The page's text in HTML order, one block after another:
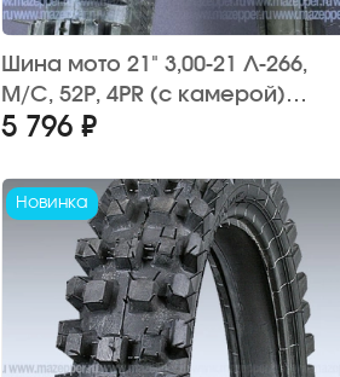
Шина мото 21" 3,00-21 Л-266,
M/C, 52P, 4PR (с камерой)
"ПЕТРОШИНА" (кросс)
5 796 ₽
Новинка